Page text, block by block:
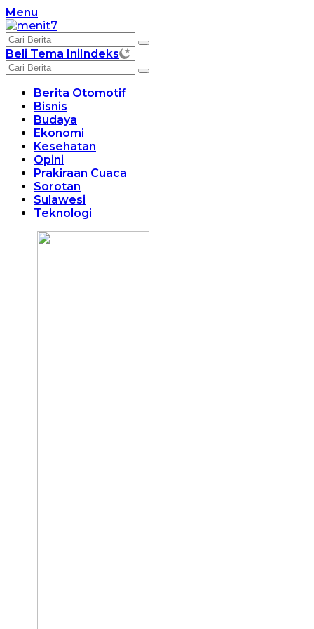
Langsung
ke
konten
Menu
Beli Tema IniIndeks
Berita Otomotif
Bisnis
Budaya
Ekonomi
Kesehatan
Opini
Prakiraan Cuaca
Sorotan
Sulawesi
Teknologi